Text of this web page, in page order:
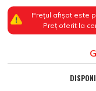
Prețul afișat este
Preț oferit la